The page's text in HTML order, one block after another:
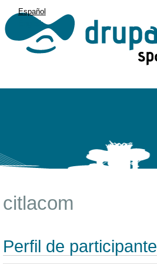
Español
English
citlacom
Perfil de participante